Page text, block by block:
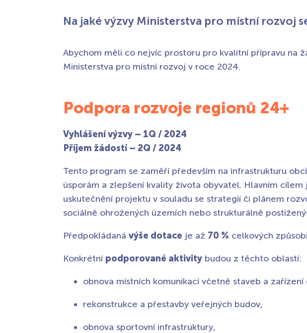
Na jaké výzvy Ministerstva pro místní rozvoj
Abychom měli co nejvíc prostoru pro kvalitní přípravu na
Ministerstva pro místní rozvoj v roce 2024.
Podpora rozvoje regionů 24+
Vyhlášení výzvy – 1Q / 2024
Příjem žádostí – 2Q / 2024
Tento program se zaměří především na infrastrukturu
úsporám a zlepšení kvality života obyvatel. Hlavním
uskutečnění projektu v souladu se strategií či plánem
sociálně ohrožených územích nebo strukturálně
Předpokládaná výše dotace je až 70 % celkových
Konkrétní podporované aktivity budou z těchto oblastí:
obnova místních komunikací včetně staveb a
rekonstrukce a přestavby veřejných budov,
obnova sportovní infrastruktury,